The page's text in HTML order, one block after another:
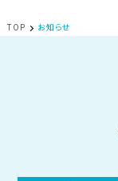
TOP お知らせ